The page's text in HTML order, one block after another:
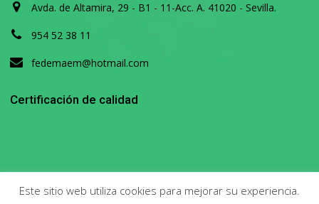
Avda. de Altamira, 29 - B1 - 11-Acc. A. 41020 - Sevilla.
954 52 38 11
fedemaem@hotmail.com
Certificación de calidad
Este sitio web utiliza cookies para mejorar su experiencia.